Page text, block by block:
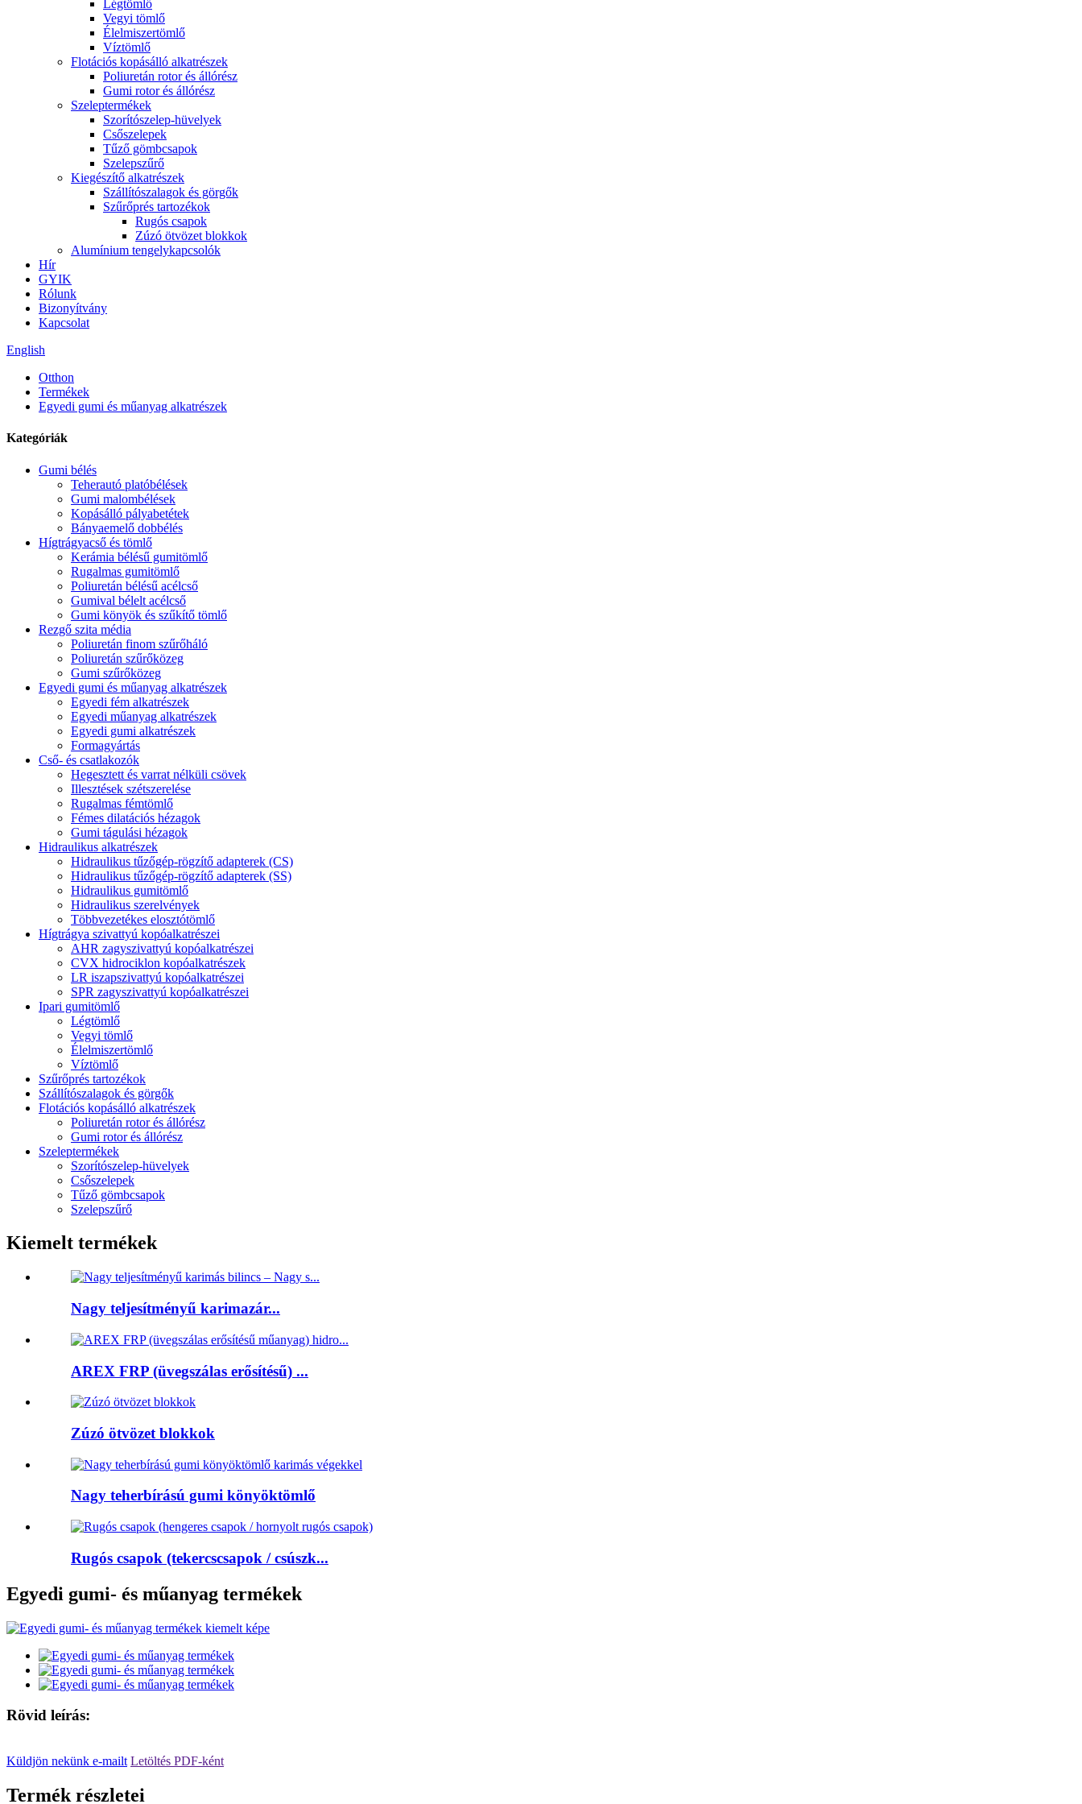
Légtömlő
Vegyi tömlő
Élelmiszertömlő
Víztömlő
Flotációs kopásálló alkatrészek
Poliuretán rotor és állórész
Gumi rotor és állórész
Szeleptermékek
Szorítószelep-hüvelyek
Csőszelepek
Tűző gömbcsapok
Szelepszűrő
Kiegészítő alkatrészek
Szállítószalagok és görgők
Szűrőprés tartozékok
Rugós csapok
Zúzó ötvözet blokkok
Alumínium tengelykapcsolók
Hír
GYIK
Rólunk
Bizonyítvány
Kapcsolat
English
Otthon
Termékek
Egyedi gumi és műanyag alkatrészek
Kategóriák
Gumi bélés
Teherautó platóbélések
Gumi malombélések
Kopásálló pályabetétek
Bányaemelő dobbélés
Hígtrágyacső és tömlő
Kerámia bélésű gumitömlő
Rugalmas gumitömlő
Poliuretán bélésű acélcső
Gumival bélelt acélcső
Gumi könyök és szűkítő tömlő
Rezgő szita média
Poliuretán finom szűrőháló
Poliuretán szűrőközeg
Gumi szűrőközeg
Egyedi gumi és műanyag alkatrészek
Egyedi fém alkatrészek
Egyedi műanyag alkatrészek
Egyedi gumi alkatrészek
Formagyártás
Cső- és csatlakozók
Hegesztett és varrat nélküli csövek
Illesztések szétszerelése
Rugalmas fémtömlő
Fémes dilatációs hézagok
Gumi tágulási hézagok
Hidraulikus alkatrészek
Hidraulikus tűzőgép-rögzítő adapterek (CS)
Hidraulikus tűzőgép-rögzítő adapterek (SS)
Hidraulikus gumitömlő
Hidraulikus szerelvények
Többvezetékes elosztótömlő
Hígtrágya szivattyú kopóalkatrészei
AHR zagyszivattyú kopóalkatrészei
CVX hidrociklon kopóalkatrészek
LR iszapszivattyú kopóalkatrészei
SPR zagyszivattyú kopóalkatrészei
Ipari gumitömlő
Légtömlő
Vegyi tömlő
Élelmiszertömlő
Víztömlő
Szűrőprés tartozékok
Szállítószalagok és görgők
Flotációs kopásálló alkatrészek
Poliuretán rotor és állórész
Gumi rotor és állórész
Szeleptermékek
Szorítószelep-hüvelyek
Csőszelepek
Tűző gömbcsapok
Szelepszűrő
Kiemelt termékek
Nagy teljesítményű karimazár...
AREX FRP (üvegszálas erősítésű) ...
Zúzó ötvözet blokkok
Nagy teherbírású gumi könyöktömlő
Rugós csapok (tekercscsapok / csúszk...
Egyedi gumi- és műanyag termékek
Rövid leírás:
Küldjön nekünk e-mailt Letöltés PDF-ként
Termék részletei